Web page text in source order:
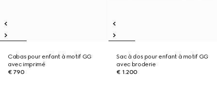
Cabas pour enfant à motif GG
avec imprimé
€ 790
Sac à dos pour enfant à motif GG
avec broderie
€ 1.200